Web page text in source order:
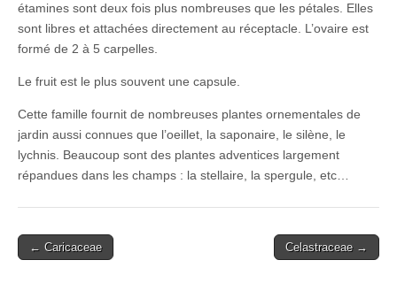
étamines sont deux fois plus nombreuses que les pétales. Elles
sont libres et attachées directement au réceptacle. L’ovaire est
formé de 2 à 5 carpelles.
Le fruit est le plus souvent une capsule.
Cette famille fournit de nombreuses plantes ornementales de
jardin aussi connues que l’oeillet, la saponaire, le silène, le
lychnis. Beaucoup sont des plantes adventices largement
répandues dans les champs : la stellaire, la spergule, etc…
Post
← Caricaceae Celastraceae →